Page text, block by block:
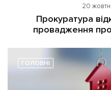
20
Прокуратура
провадження
ГОЛОВНІ